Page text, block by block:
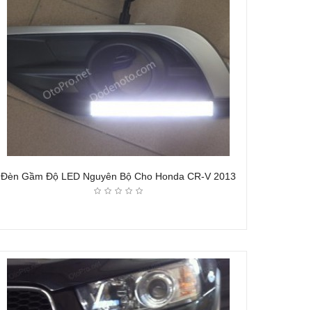
Đèn Gầm Độ LED Nguyên Bộ Cho Honda CR-V 2013